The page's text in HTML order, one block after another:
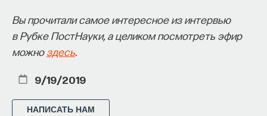
Вы прочитали самое интересное из интервью
в Рубке ПостНауки, а целиком посмотреть эфир
можноздесь
9/19/2019
НАПИСАТЬ НАМ